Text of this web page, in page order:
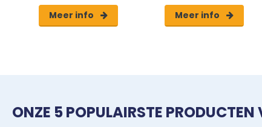
Meer info Meer info
ONZE 5 POPULAIRSTE